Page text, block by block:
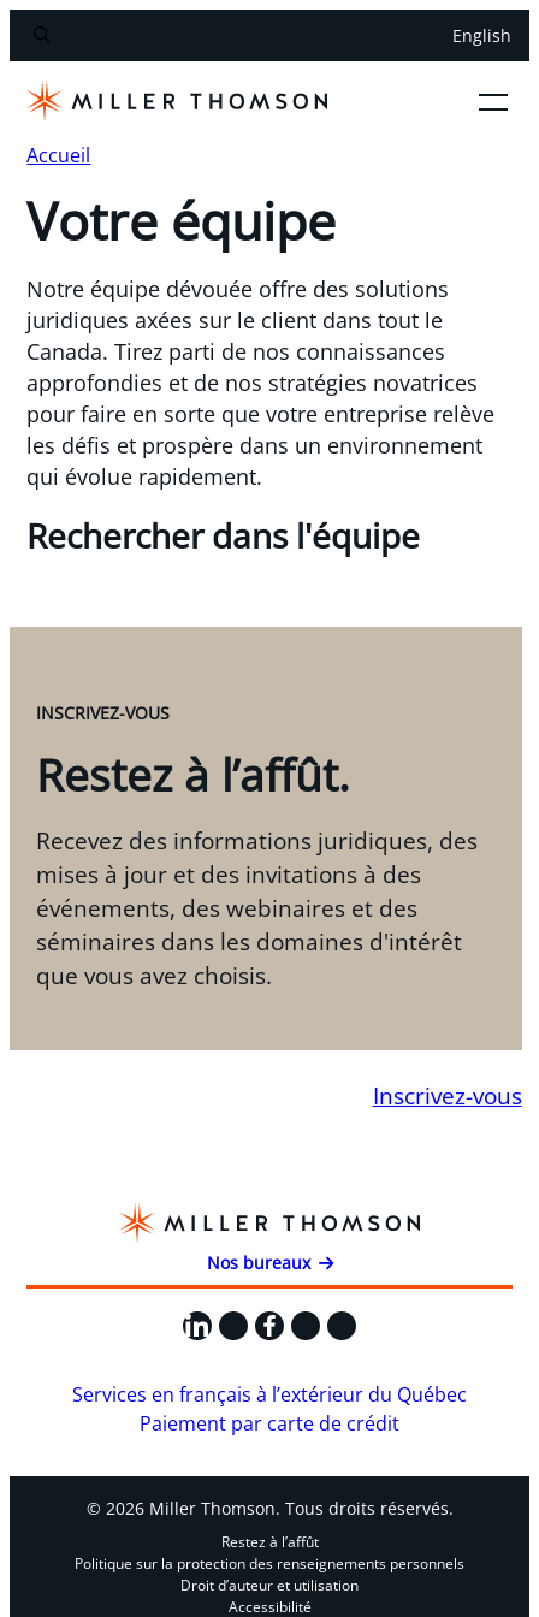
English
Accueil
Votre équipe
Notre équipe dévouée offre des solutions
juridiques axées sur le client dans tout le
Canada. Tirez parti de nos connaissances
approfondies et de nos stratégies novatrices
pour faire en sorte que votre entreprise relève
les défis et prospère dans un environnement
qui évolue rapidement.
Rechercher dans l'équipe
INSCRIVEZ-VOUS
Restez à l’affût.
Recevez des informations juridiques, des
mises à jour et des invitations à des
événements, des webinaires et des
séminaires dans les domaines d'intérêt
que vous avez choisis.
Inscrivez-vous
Nos bureaux
LinkedIn
X Facebook
Instagram
YouTube
Services en français à l’extérieur du Québec
Paiement par carte de crédit
© 2026 Miller Thomson. Tous droits réservés.
Restez à l’affût
Politique sur la protection des renseignements personnels
Droit d’auteur et utilisation
Accessibilité